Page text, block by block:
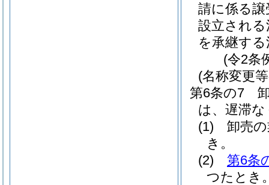
請に係る
設立され
を承継す
(令2条
(名称変更
第6条の7
は、遅滞
(1)
卸売
き。
(2)
第6条
つたとき